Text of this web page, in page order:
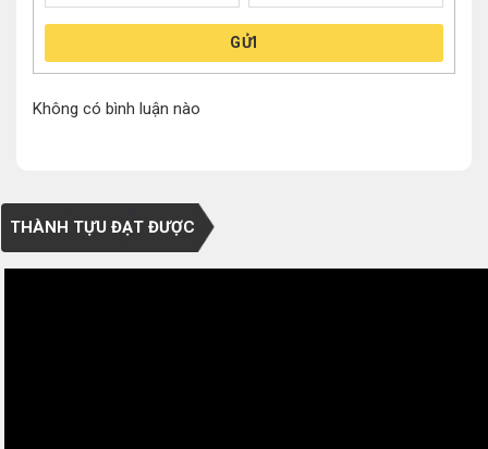
GỬI
Không có bình luận nào
THÀNH TỰU ĐẠT ĐƯỢC